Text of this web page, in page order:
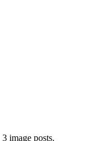
image posts.